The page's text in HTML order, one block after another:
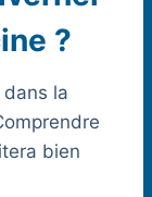
?
la
bien